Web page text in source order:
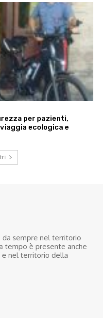
per pazienti,
ecologica e
da sempre nel territorio
tempo è presente anche
e nel territorio della